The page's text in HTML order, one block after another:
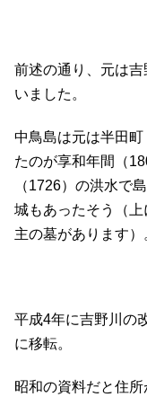
前述の通り、元は
いました。
中鳥島は元は半田
たのが享和年間（
（1726）の洪水で
城もあったそう（
主の墓があります）
平成4年に吉野川の
に移転。
昭和の資料だと住